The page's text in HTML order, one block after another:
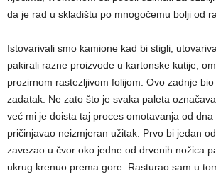
da je rad u skladištu po mnogočemu bolji od
Istovarivali smo kamione kad bi stigli,
pakirali razne proizvode u kartonske kutije,
prozirnom rastezljivom folijom. Ovo zadnje
zadatak. Ne zato što je svaka paleta
već mi je doista taj proces omotavanja od dna
pričinjavao neizmjeran užitak. Prvo bi jedan
zavezao u čvor oko jedne od drvenih nožica
ukrug krenuo prema gore. Rasturao sam u